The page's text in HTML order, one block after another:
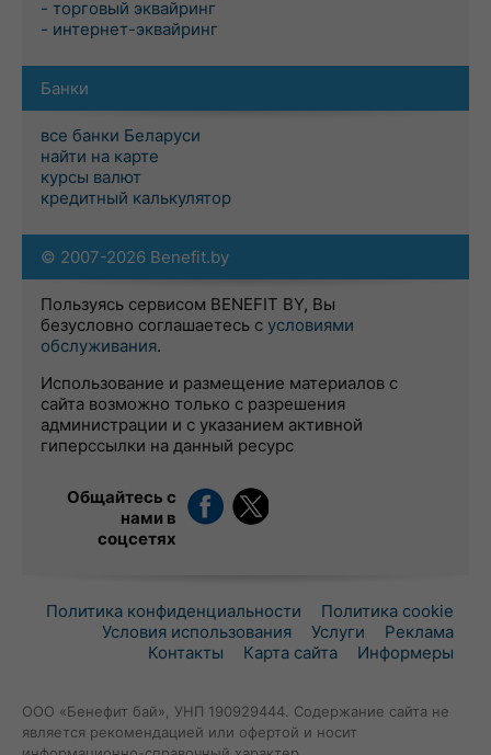
- торговый эквайринг
- интернет-эквайринг
Банки
все банки Беларуси
найти на карте
курсы валют
кредитный калькулятор
© 2007-2026 Benefit.by
Пользуясь сервисом BENEFIT BY, Вы
безусловно соглашаетесь с условиями
обслуживания.
Использование и размещение материалов с
сайта возможно только с разрешения
администрации и с указанием активной
гиперссылки на данный ресурс
Общайтесь с
нами в
соцсетях
Политика конфиденциальности
Политика cookie
Условия использования
Услуги
Реклама
Контакты
Карта сайта Информеры
ООО «Бенефит бай», УНП 190929444. Содержание сайта не
является рекомендацией или офертой и носит